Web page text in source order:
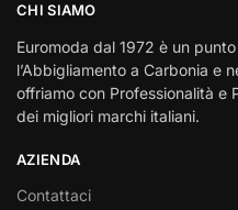
CHI SIAMO
Euromoda dal 1972 è un
l’Abbigliamento a Carbonia e
offriamo con Professionalità e
dei migliori marchi italiani.
AZIENDA
Contattaci